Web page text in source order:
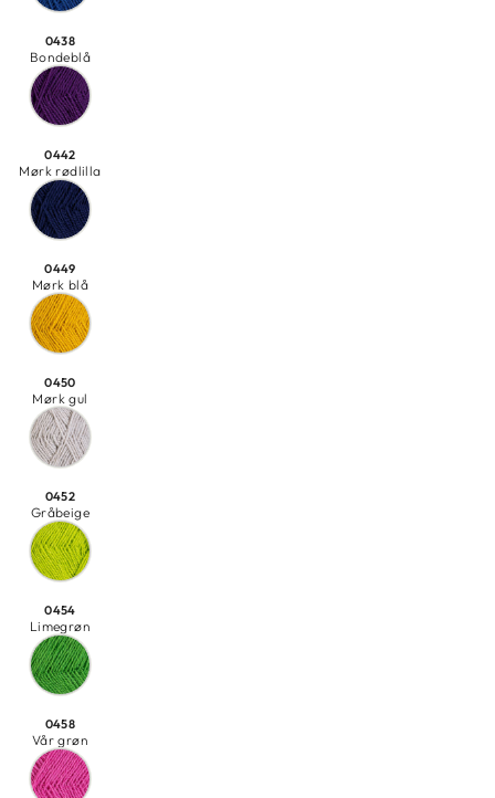
0438
Bondeblå
0442
Mørk rødlilla
0449
Mørk blå
0450
Mørk gul
0452
Gråbeige
0454
Limegrøn
0458
Vår grøn